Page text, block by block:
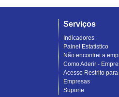
Serviços
Indicadores
Painel Estatístico
Não encontrei a
Como Aderir -
Acesso Restrito
Empresas
Suporte